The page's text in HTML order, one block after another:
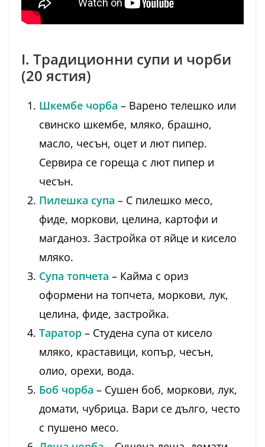
I. Традиционни супи и чорби
(20 ястия)
Шкембе чорба – Варено телешко или
свинско шкембе, мляко, брашно,
масло, чесън, оцет и лют пипер.
Сервира се гореща с лют пипер и
чесън.
Пилешка супа – С пилешко месо,
фиде, моркови, целина, картофи и
магданоз. Застройка от яйце и кисело
мляко.
Супа топчета – Кайма с ориз
оформени на топчета, моркови, лук,
целина, фиде, застройка.
Таратор – Студена супа от кисело
мляко, краставици, копър, чесън,
олио, орехи, вода.
Боб чорба – Сушен боб, моркови, лук,
домати, чубрица. Вари се дълго, често
с пушено месо.